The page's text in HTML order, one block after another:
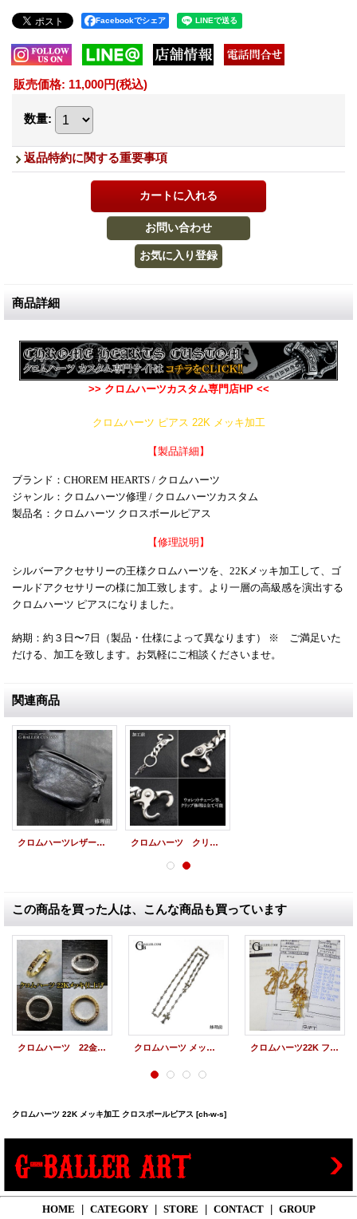
Facebookでシェア
販売価格: 11,000円(税込)
数量:
返品特約に関する重要事項
商品詳細
>> クロムハーツカスタム専門店HP <<
クロムハーツ ピアス 22K メッキ加工
【製品詳細】
ブランド：CHOREM HEARTS / クロムハーツ
ジャンル：クロムハーツ修理 / クロムハーツカスタム
製品名：クロムハーツ クロスボールピアス
【修理説明】
シルバーアクセサリーの王様クロムハーツを、22Kメッキ加工して、ゴ
ールドアクセサリーの様に加工致します。より一層の高級感を演出する
クロムハーツ ピアスになりました。
納期：約３日〜7日（製品・仕様によって異なります） ※ ご満足いた
だける、加工を致します。お気軽にご相談くださいませ。
関連商品
クロムハーツレザー修理 シェービングバッグ セカンドバッグ クロムハーツ クリップ 修理 キーリング ウォレットチェーン バネ修理 加工
この商品を買った人は、こんな商品も買っています
クロムハーツ 22金 メッキ CHROME HEARTS 22Kメッキ加工 NTFLリング クロムハーツ メッキ ゴールドコーティング 22K仕様 ネックレス クロムハーツ22K ファットクロス セット
クロムハーツ 22K メッキ加工 クロスボールピアス [ch-w-s]
HOME | CATEGORY | STORE | CONTACT | GROUP